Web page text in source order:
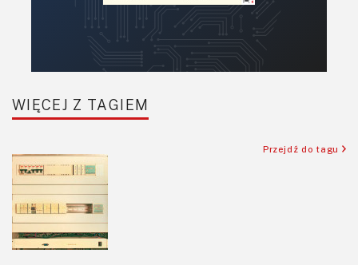
Sensory
Software
Sterowanie
Transformatory
Tranzystory
WIĘCEJ Z TAGIEM
Przejdź do tagu